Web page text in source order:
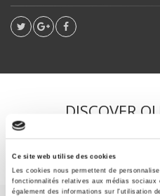
Ce site web utilise des cookies
Les cookies nous permettent de
fonctionnalités relatives aux médias
également des informations sur l'utilisation
DISCOVER